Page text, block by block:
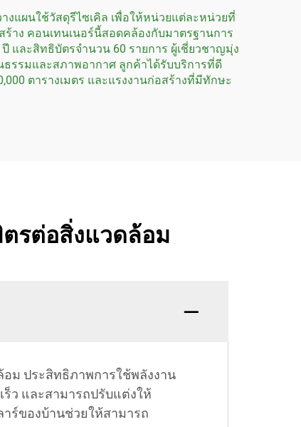
แผนใช้วัสดุรีไซเคิล เพื่อให้หน่วยแต่ละหน่วยที่
าง คอนเทนเนอร์นี้สอดคล้องกับมาตรฐานการ
และสิทธิบัตรจำนวน 60 รายการ ผู้เชี่ยวชาญมุ่ง
รรมและสภาพอากาศ ลูกค้าได้รับบริการที่ดี
ตารางเมตร และแรงงานก่อสร้างที่มีทักษะ
รต่อสิ่งแวดล้อม
ม ประสิทธิภาพการใช้พลังงาน
ว และสามารถปรับแต่งให้
ร์ของบ้านช่วยให้สามารถ